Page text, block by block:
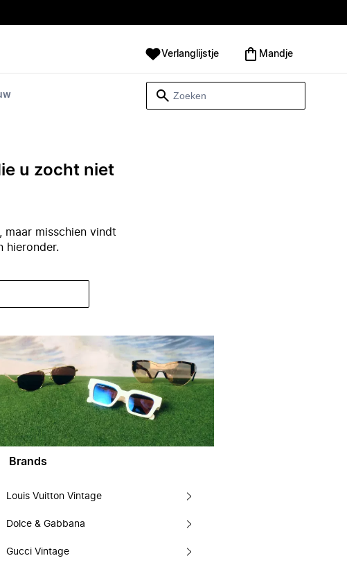
Verlanglijstje Mandje
u zocht niet
misschien vindt
hieronder.
Brands
Louis Vuitton Vintage
Dolce & Gabbana
Gucci Vintage